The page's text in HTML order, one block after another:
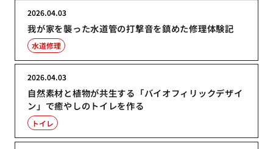
我が家を襲った水道管の打撃音を鎮めた修理体験記
2026.04.03
水道修理
自然素材と植物が共生する「バイオフィリックデザイ
ン」で癒やしのトイレを作る
2026.04.03
トイレ